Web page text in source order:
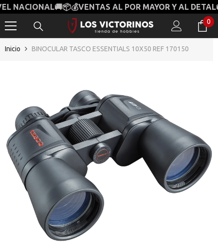
SALTAR AL CONTENIDO VENTAS AL POR MAYOR Y AL
00
Inicio BINOCULAR TASCO ESSENTIALS 10X50 REF 170150